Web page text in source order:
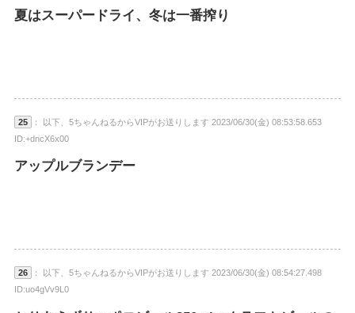
夏はスーパードライ、冬は一番搾り
25
： 以下、5ちゃんねるからVIPがお送りします 2023/06/30(金) 08:53:58.653
ID:+dncX6x00
アップルブランデー
26
： 以下、5ちゃんねるからVIPがお送りします 2023/06/30(金) 08:54:27.498
ID:uo4gVv9L0